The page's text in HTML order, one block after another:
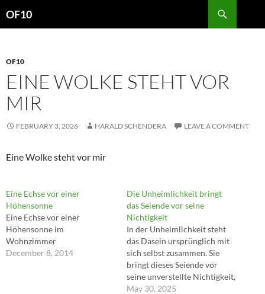
OF10
OF10
EINE WOLKE STEHT VOR
MIR
FEBRUARY 3, 2026 HARALD SCHENDERA LEAVE A COMMENT
Eine Wolke steht vor mir
Eine Echse vor einer
Höhensonne
Eine Echse vor einer
Höhensonne im
Wohnzimmer
December 8, 2014
Die Unheimlichkeit bringt
das Seiende vor seine
Nichtigkeit
In der Unheimlichkeit steht
das Dasein ursprünglich mit
sich selbst zusammen. Sie
bringt dieses Seiende vor
seine unverstellte Nichtigkeit,
die zur Möglichkeit seines
May 30, 2025